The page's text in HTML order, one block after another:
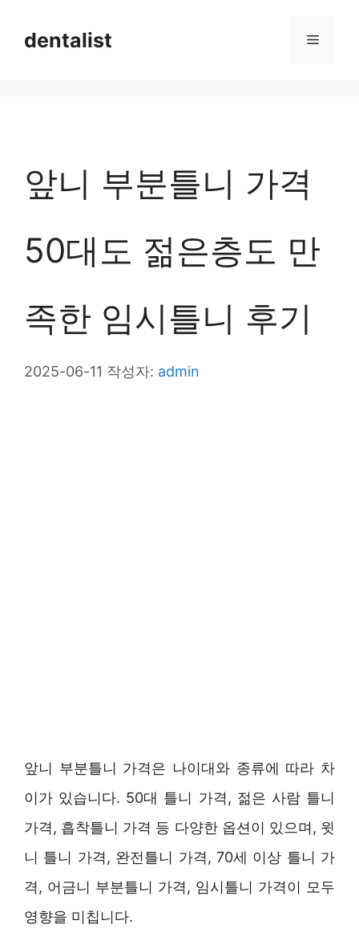
dentalist 메
앞니 부분틀니 가격
50대도 젊은층도 만
족한 임시틀니 후기
2025-06-11 작성자: admin
앞니 부분틀니 가격은 나이대와 종류에 따라 차
이가 있습니다. 50대 틀니 가격, 젊은 사람 틀니
가격, 흡착틀니 가격 등 다양한 옵션이 있으며, 윗
니 틀니 가격, 완전틀니 가격, 70세 이상 틀니 가
격, 어금니 부분틀니 가격, 임시틀니 가격이 모두
영향을 미칩니다.